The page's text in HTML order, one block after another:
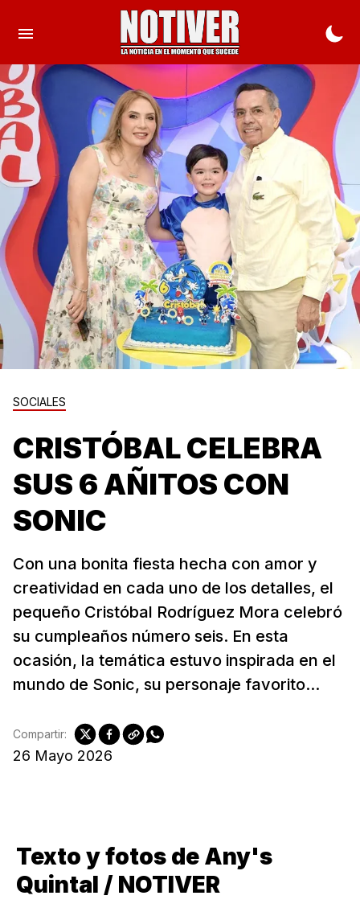
SOCIALES
CRISTÓBAL CELEBRA
SUS 6 AÑITOS CON
SONIC
Con una bonita fiesta hecha con amor y
creatividad en cada uno de los detalles, el
pequeño Cristóbal Rodríguez Mora celebró
su cumpleaños número seis. En esta
ocasión, la temática estuvo inspirada en el
mundo de Sonic, su personaje favorito...
26 Mayo 2026
Compartir:
Texto y fotos de Any's
Quintal / NOTIVER